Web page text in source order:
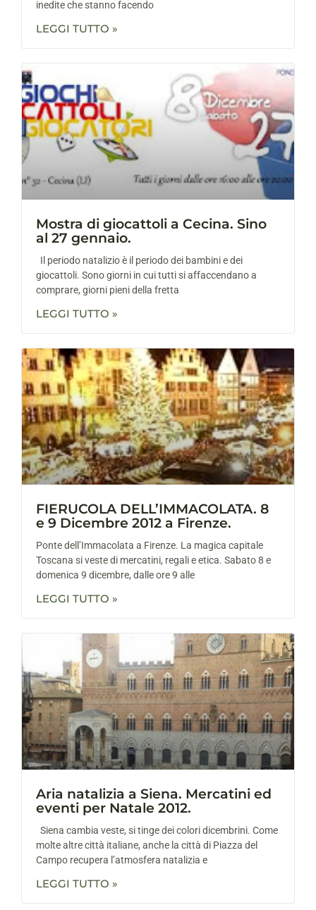
inedite che stanno facendo
LEGGI TUTTO »
Mostra di giocattoli a Cecina. Sino
al 27 gennaio.
Il periodo natalizio è il periodo dei bambini e dei
giocattoli. Sono giorni in cui tutti si affaccendano a
comprare, giorni pieni della fretta
LEGGI TUTTO »
FIERUCOLA DELL’IMMACOLATA. 8
e 9 Dicembre 2012 a Firenze.
Ponte dell’Immacolata a Firenze. La magica capitale
Toscana si veste di mercatini, regali e etica. Sabato 8 e
domenica 9 dicembre, dalle ore 9 alle
LEGGI TUTTO »
Aria natalizia a Siena. Mercatini ed
eventi per Natale 2012.
Siena cambia veste, si tinge dei colori dicembrini. Come
molte altre città italiane, anche la città di Piazza del
Campo recupera l’atmosfera natalizia e
LEGGI TUTTO »